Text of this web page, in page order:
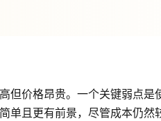
价格昂贵。一个关键弱点是
且更有前景，尽管成本仍然